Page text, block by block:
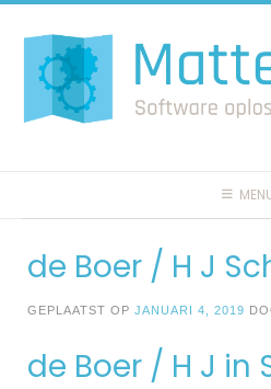
naar
inhoud
de Boer / H J
GEPLAATST OP JANUARI 4, 2019
de Boer / H J in